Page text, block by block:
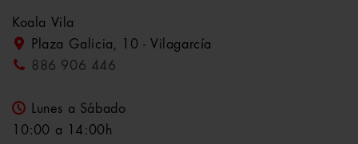
Koala Vila
Plaza Galicia, 10 - Vilagarcía
886 906 446
Lunes a Sábado
10:00 a 14:00h